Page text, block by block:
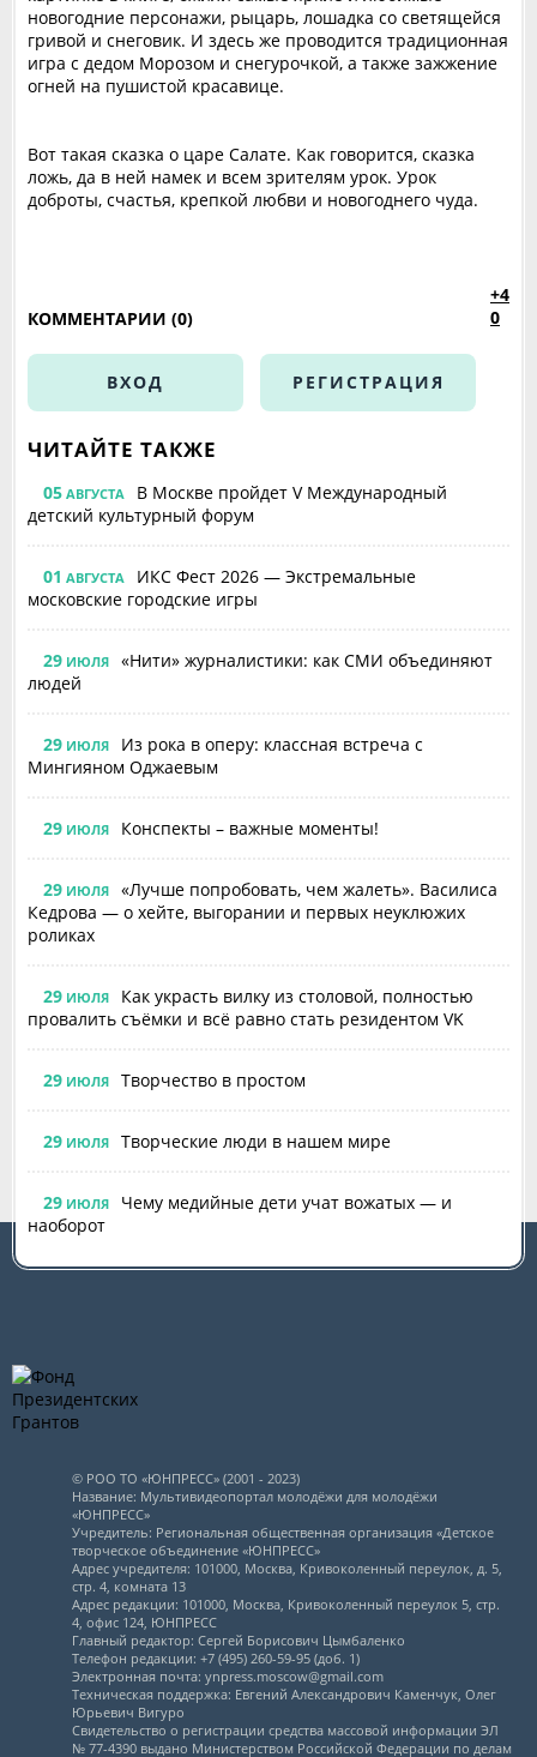
новогодние персонажи, рыцарь, лошадка со светящейся
гривой и снеговик. И здесь же проводится традиционная
игра с дедом Морозом и снегурочкой, а также зажжение
огней на пушистой красавице.
‎Вот такая сказка о царе Салате. Как говорится, сказка
ложь, да в ней намек и всем зрителям урок. Урок
доброты, счастья, крепкой любви и новогоднего чуда.
+4
0
КОММЕНТАРИИ (0)
ВХОД РЕГИСТРАЦИЯ
ЧИТАЙТЕ ТАКЖЕ
05 АВГУСТА
В Москве пройдет V Международный
детский культурный форум
01 АВГУСТА
ИКС Фест 2026 — Экстремальные
московские городские игры
29 ИЮЛЯ
«Нити» журналистики: как СМИ объединяют
людей
29 ИЮЛЯ
Из рока в оперу: классная встреча с
Мингияном Оджаевым
29 ИЮЛЯ Конспекты – важные моменты!
29 ИЮЛЯ
«Лучше попробовать, чем жалеть». Василиса
Кедрова — о хейте, выгорании и первых неуклюжих
роликах
29 ИЮЛЯ
Как украсть вилку из столовой, полностью
провалить съёмки и всё равно стать резидентом VK
29 ИЮЛЯ Творчество в простом
29 ИЮЛЯ Творческие люди в нашем мире
29 ИЮЛЯ
Чему медийные дети учат вожатых — и
наоборот
© РОО ТО «ЮНПРЕСС» (2001 - 2023)
Название: Мультивидеопортал молодёжи для молодёжи
«ЮНПРЕСС»
Учредитель: Региональная общественная организация «Детское
творческое объединение «ЮНПРЕСС»
Адрес учредителя: 101000, Москва, Кривоколенный переулок, д. 5,
стр. 4, комната 13
Адрес редакции: 101000, Москва, Кривоколенный переулок 5, стр.
4, офис 124, ЮНПРЕСС
Главный редактор: Сергей Борисович Цымбаленко
Телефон редакции: +7 (495) 260-59-95 (доб. 1)
Электронная почта: ynpress.moscow@gmail.com
Техническая поддержка: Евгений Александрович Каменчук, Олег
Юрьевич Вигуро
Свидетельство о регистрации средства массовой информации ЭЛ
№ 77-4390 выдано Министерством Российской Федерации по делам